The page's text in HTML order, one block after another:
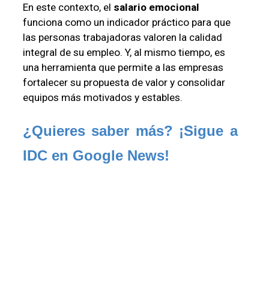
En este contexto, el salario emocional
funciona como un indicador práctico para que
las personas trabajadoras valoren la calidad
integral de su empleo. Y, al mismo tiempo, es
una herramienta que permite a las empresas
fortalecer su propuesta de valor y consolidar
equipos más motivados y estables.
¿Quieres saber más? ¡Sigue a
IDC en Google News!